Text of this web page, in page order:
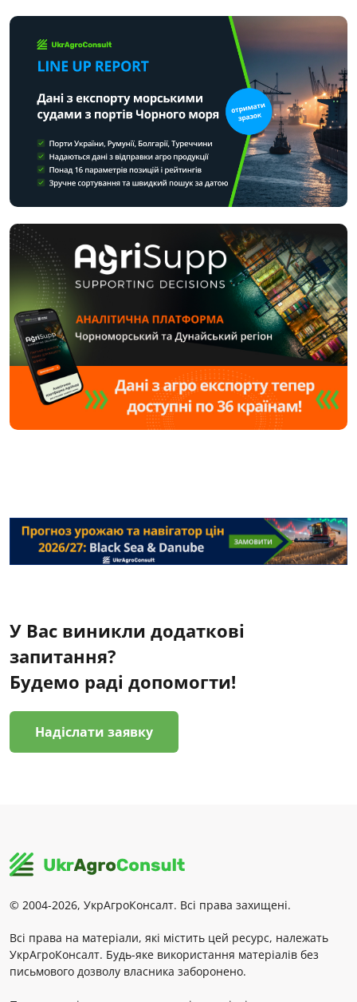
У Вас виникли додаткові
запитання?
Будемо раді допомогти!
Надіслати заявку
© 2004-2026, УкрАгроКонсалт. Всі права захищені.
Всі права на матеріали, які містить цей ресурс, належать
УкрАгроКонсалт. Будь-яке використання матеріалів без
письмового дозволу власника заборонено.